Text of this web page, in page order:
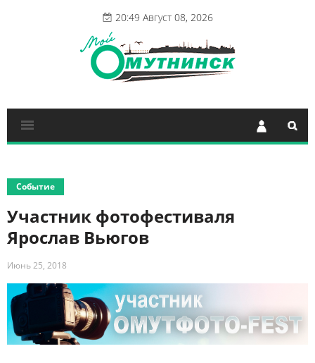
20:49 Август 08, 2026
Событие
Участник фотофестиваля
Ярослав Вьюгов
Июнь 25, 2018